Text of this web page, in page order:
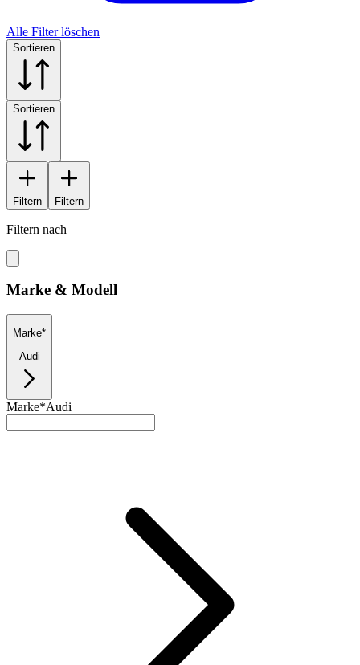
Alle Filter löschen
Sortieren
Sortieren
Filtern Filtern
Filtern nach
Marke & Modell
Marke*
Audi
Marke*Audi